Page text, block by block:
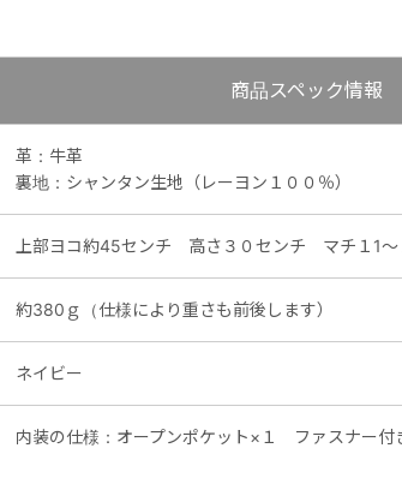
商品スペック情報
革：牛革
裏地：シャンタン生地（レーヨン１００％）
上部ヨコ約45センチ 高さ３０センチ マチ１1
約380ｇ（仕様により重さも前後します）
ネイビー
内装の仕様：オープンポケット×１ ファスナー